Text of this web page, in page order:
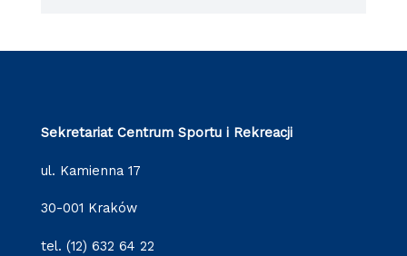
Sekretariat Centrum Sportu i Rekreacji
ul. Kamienna 17
30-001 Kraków
tel. (12) 632 64 22